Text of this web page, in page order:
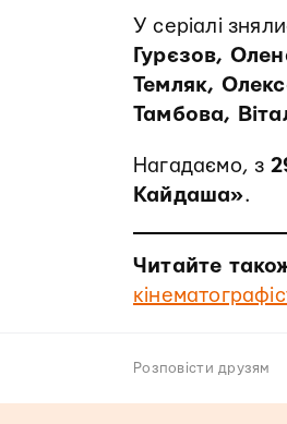
У серіалі
Гурєзов,
Темляк,
Тамбова,
Нагадаємо, з
Кайдаша».
Читайте
Розповiсти друзям